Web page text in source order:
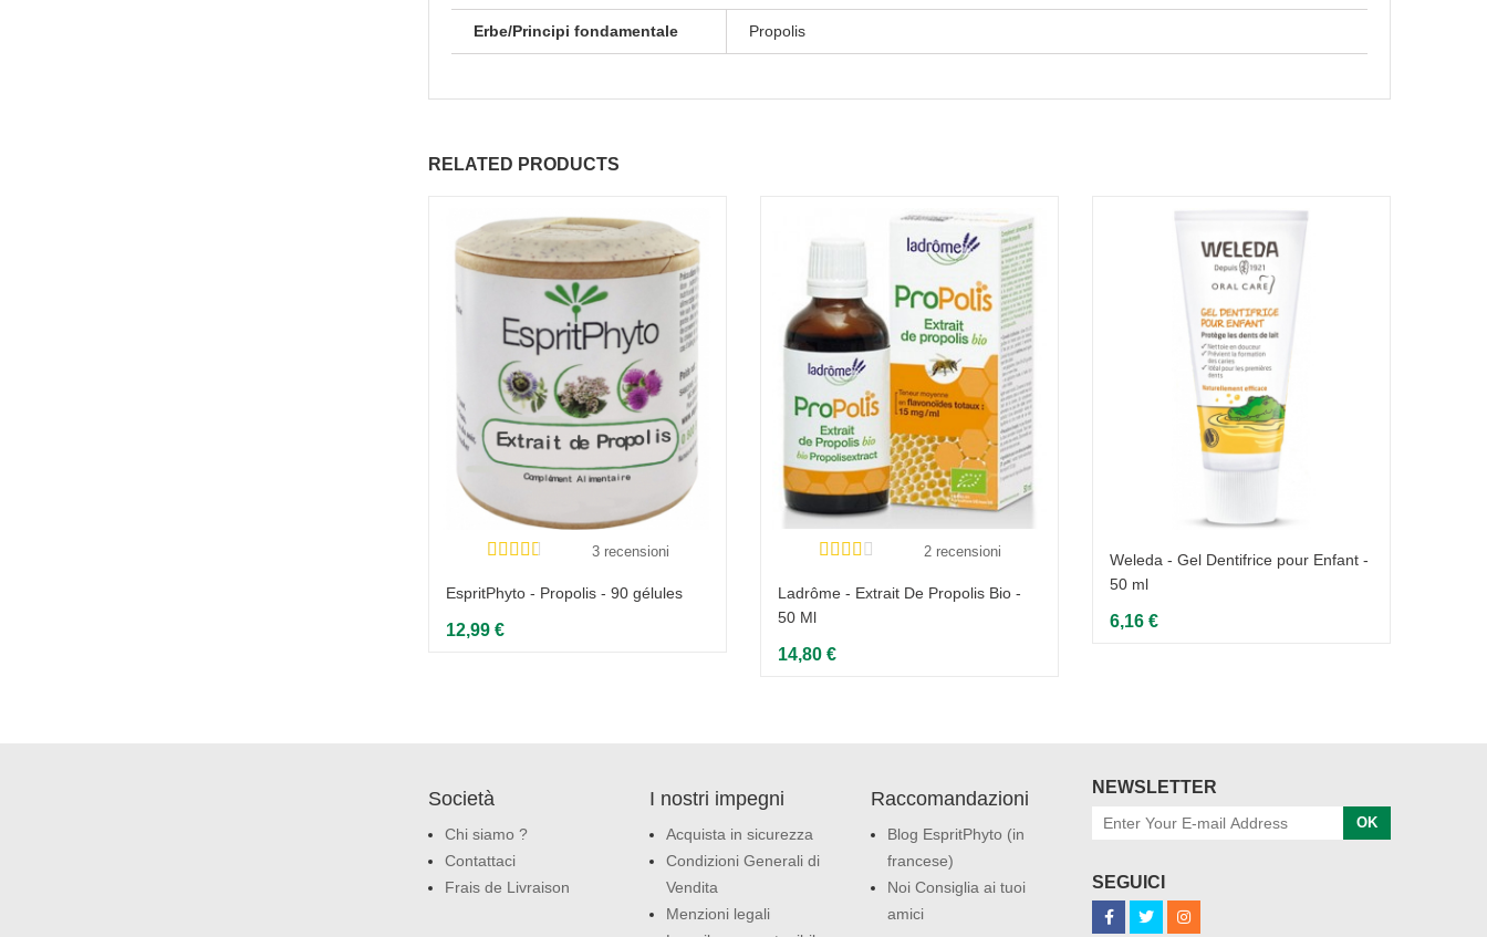
Erbe/Principi fondamentale Propolis
RELATED PRODUCTS
3 recensioni
EspritPhyto - Propolis - 90 gélules
12,99 €
2 recensioni
Ladrôme - Extrait De Propolis Bio -
50 Ml
14,80 €
Weleda - Gel Dentifrice pour Enfant -
50 ml
6,16 €
Società
Chi siamo ?
Contattaci
Frais de Livraison
I nostri impegni
Acquista in sicurezza
Condizioni Generali di
Vendita
Menzioni legali
Raccomandazioni
Blog EspritPhyto (in
francese)
Noi Consiglia ai tuoi
amici
NEWSLETTER
OK
SEGUICI